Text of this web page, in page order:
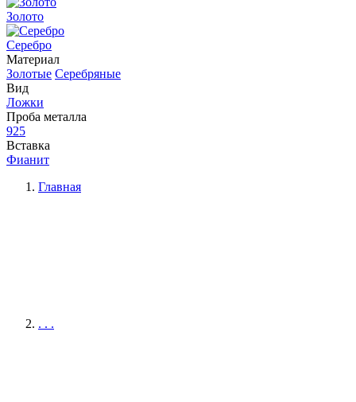
Золото
Серебро
Материал
Золотые Серебряные
Вид
Ложки
Проба металла
925
Вставка
Фианит
Главная
. . .